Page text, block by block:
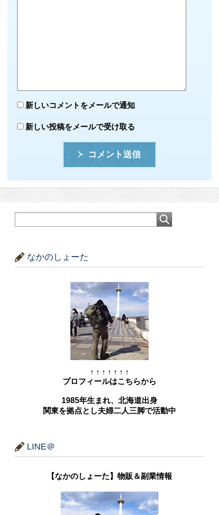
新しいコメントをメールで通知
新しい投稿をメールで受け取る
コメント送信
なかのしょーた
↑ ↑ ↑ ↑ ↑ ↑ ↑
プロフィールはこちらから
1985年生まれ、北海道出身
関東を拠点とし夫婦二人三脚で活動中
LINE＠
【なかのしょーた】物販＆副業情報